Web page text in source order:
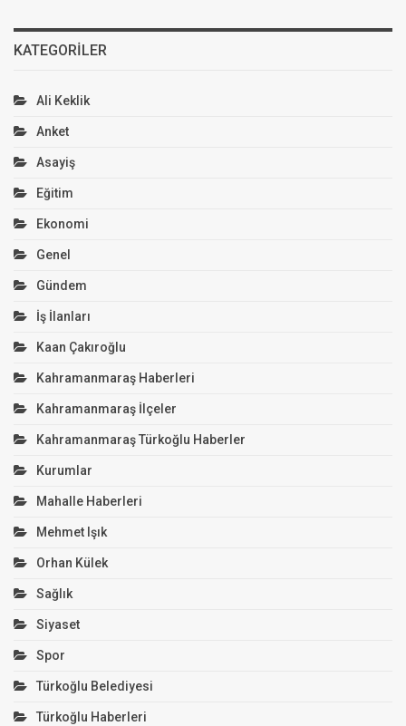
KATEGORILER
Ali Keklik
Anket
Asayiş
Eğitim
Ekonomi
Genel
Gündem
İş İlanları
Kaan Çakıroğlu
Kahramanmaraş Haberleri
Kahramanmaraş İlçeler
Kahramanmaraş Türkoğlu Haberler
Kurumlar
Mahalle Haberleri
Mehmet Işık
Orhan Külek
Sağlık
Siyaset
Spor
Türkoğlu Belediyesi
Türkoğlu Haberleri